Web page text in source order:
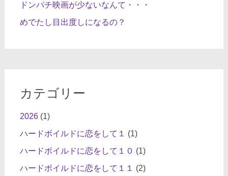
ドンパチ映画が少ないなんて・・・
めでたし目出度しになるの？
カテゴリー
2026(1)
ハードボイルドに恋をして１
(1)
ハードボイルドに恋をして１０ (1)
ハードボイルドに恋をして１１
(2)